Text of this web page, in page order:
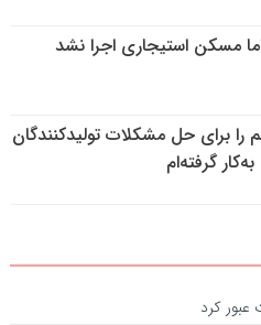
مسکن استیجاری اجرا نشد
را برای حل مشکلات تولیدکنندگان
گرفته‌ام